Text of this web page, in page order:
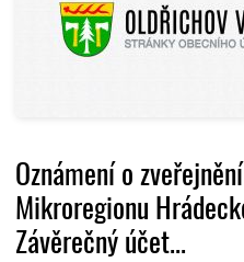
Oznámení o
Mikroregionu
Závěrečný účet...